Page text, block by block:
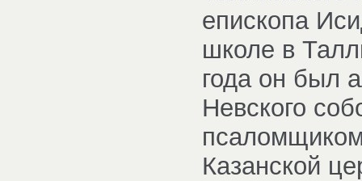
епископа
школе в
года он был
Невского
Казанской